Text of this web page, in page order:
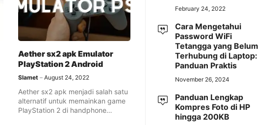
Aether sx2 apk Emulator
PlayStation 2 Android
Slamet August 24, 2022
Aether sx2 apk menjadi salah satu
alternatif untuk memainkan game
PlayStation 2 di handphone
February 24, 2022
Cara Mengetahui
Password WiFi
Tetangga yang Belum
Terhubung di Laptop:
Panduan Praktis
November 26, 2024
Panduan Lengkap
Kompres Foto di HP
hingga 200KB